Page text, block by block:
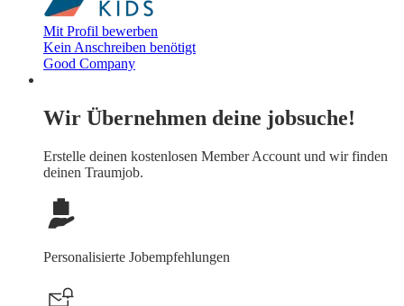
Mit Profil bewerben
Kein Anschreiben benötigt
Good Company
Wir Übernehmen deine jobsuche!
Erstelle deinen kostenlosen Member Account und wir finden
deinen Traumjob.
Personalisierte Jobempfehlungen